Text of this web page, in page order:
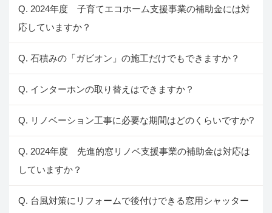
Q. 2024年度 子育てエコホーム支援事業の補助金には対
応していますか？
Q. 石積みの「ガビオン」の施工だけでもできますか？
Q. インターホンの取り替えはできますか？
Q. リノベーション工事に必要な期間はどのくらいですか?
Q. 2024年度 先進的窓リノベ支援事業の補助金は対応は
していますか？
Q. 台風対策にリフォームで後付けできる窓用シャッター